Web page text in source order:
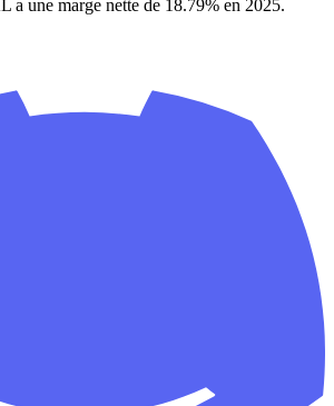
une marge nette de 18.79% en 2025.